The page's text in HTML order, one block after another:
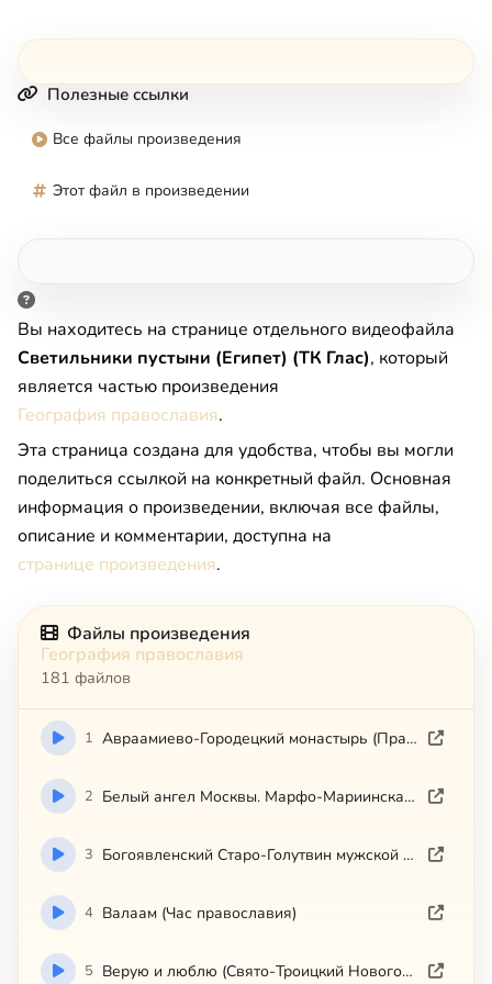
Полезные ссылки
Все файлы произведения
Этот файл в произведении
Вы находитесь на странице отдельного видеофайла
Светильники пустыни (Египет) (ТК Глас), который
является частью произведения
География православия.
Эта страница создана для удобства, чтобы вы могли
поделиться ссылкой на конкретный файл. Основная
информация о произведении, включая все файлы,
описание и комментарии, доступна на
странице произведения.
Файлы произведения
География православия
181 файлов
1 Авраамиево-Городецкий монастырь (Православные памятники земли Костромской)
2 Белый ангел Москвы. Марфо-Мариинская обитель
3 Богоявленский Старо-Голутвин мужской монастырь (Коломна)
4 Валаам (Час православия)
5 Верую и люблю (Свято-Троицкий Новоголутвин женск.монастырь)